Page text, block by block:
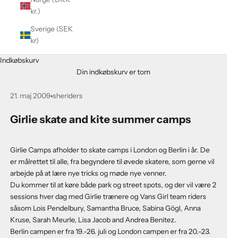
kr.)
Sverige (SEK
kr)
Indkøbskurv
Din indkøbskurv er tom
21. maj 2009 sheriders
Girlie skate and kite summer camps
Girlie Camps afholder to skate camps i London og Berlin i år. De
er målrettet til alle, fra begyndere til øvede skatere, som gerne vil
arbejde på at lære nye tricks og møde nye venner.
Du kommer til at køre både park og street spots, og der vil være 2
sessions hver dag med Girlie trænere og Vans Girl team riders
såsom Lois Pendelbury, Samantha Bruce, Sabina Gögl, Anna
Kruse, Sarah Meurle, Lisa Jacob and Andrea Benitez.
Berlin campen er fra 19.-26. juli og London campen er fra 20.-23.